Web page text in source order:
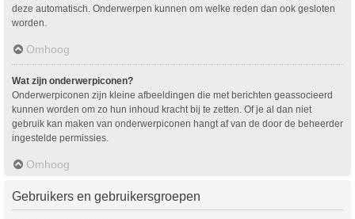
deze automatisch. Onderwerpen kunnen om welke reden dan ook gesloten
worden.
Omhoog
Wat zijn onderwerpiconen?
Onderwerpiconen zijn kleine afbeeldingen die met berichten geassocieerd
kunnen worden om zo hun inhoud kracht bij te zetten. Of je al dan niet
gebruik kan maken van onderwerpiconen hangt af van de door de beheerder
ingestelde permissies.
Omhoog
Gebruikers en gebruikersgroepen